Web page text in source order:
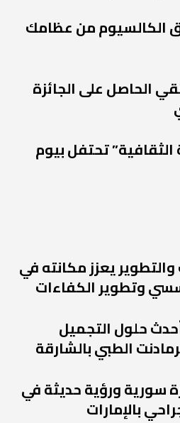
الكالسيوم من عظامك
الحاصل على الجائزة
الثقافية” تحتفل بيوم
والتطوير يعزز مكانته في
وتطوير الكفاءات
حلول التجميل
الطبي بالشارقة
سورية ورؤية حديثة في
بالإمارات